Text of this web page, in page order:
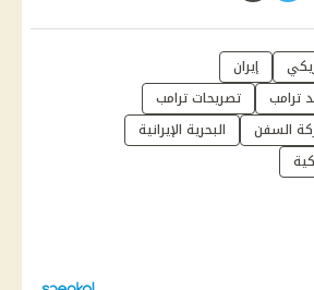
إيران
ترامب
تصريحات ترامب
السفن
البحرية الإيرانية